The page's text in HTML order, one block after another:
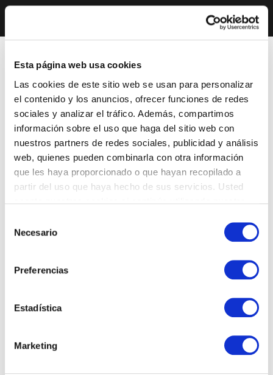
Esta página web usa cookies
Las cookies de este sitio web se usan para personalizar
el contenido y los anuncios, ofrecer funciones de redes
sociales y analizar el tráfico. Además, compartimos
información sobre el uso que haga del sitio web con
nuestros partners de redes sociales, publicidad y análisis
web, quienes pueden combinarla con otra información
que les haya proporcionado o que hayan recopilado a
partir del uso que haya hecho de sus servicios. Usted
Necesario
Preferencias
Estadística
Marketing